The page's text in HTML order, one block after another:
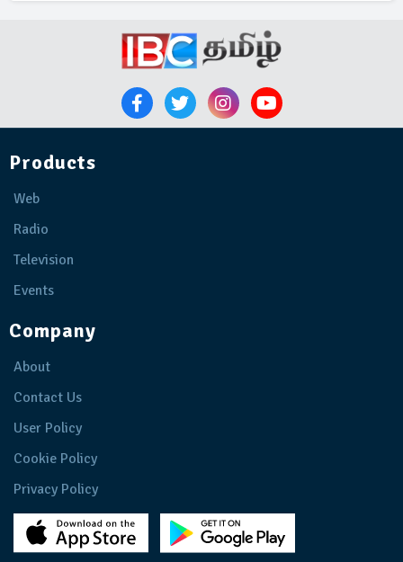
Products
Web
Radio
Television
Events
Company
About
Contact Us
User Policy
Cookie Policy
Privacy Policy